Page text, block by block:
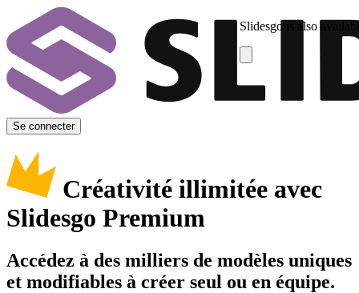
Slidesgo is also
Se connecter
Créativité illimitée avec
Slidesgo Premium
Accédez à des milliers de modèles uniques
et modifiables à créer seul ou en équipe.